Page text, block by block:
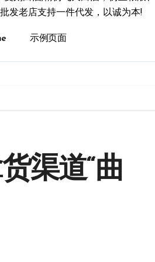
发老店支持一件代发，以诚为本!
示例页面
渠道“曲